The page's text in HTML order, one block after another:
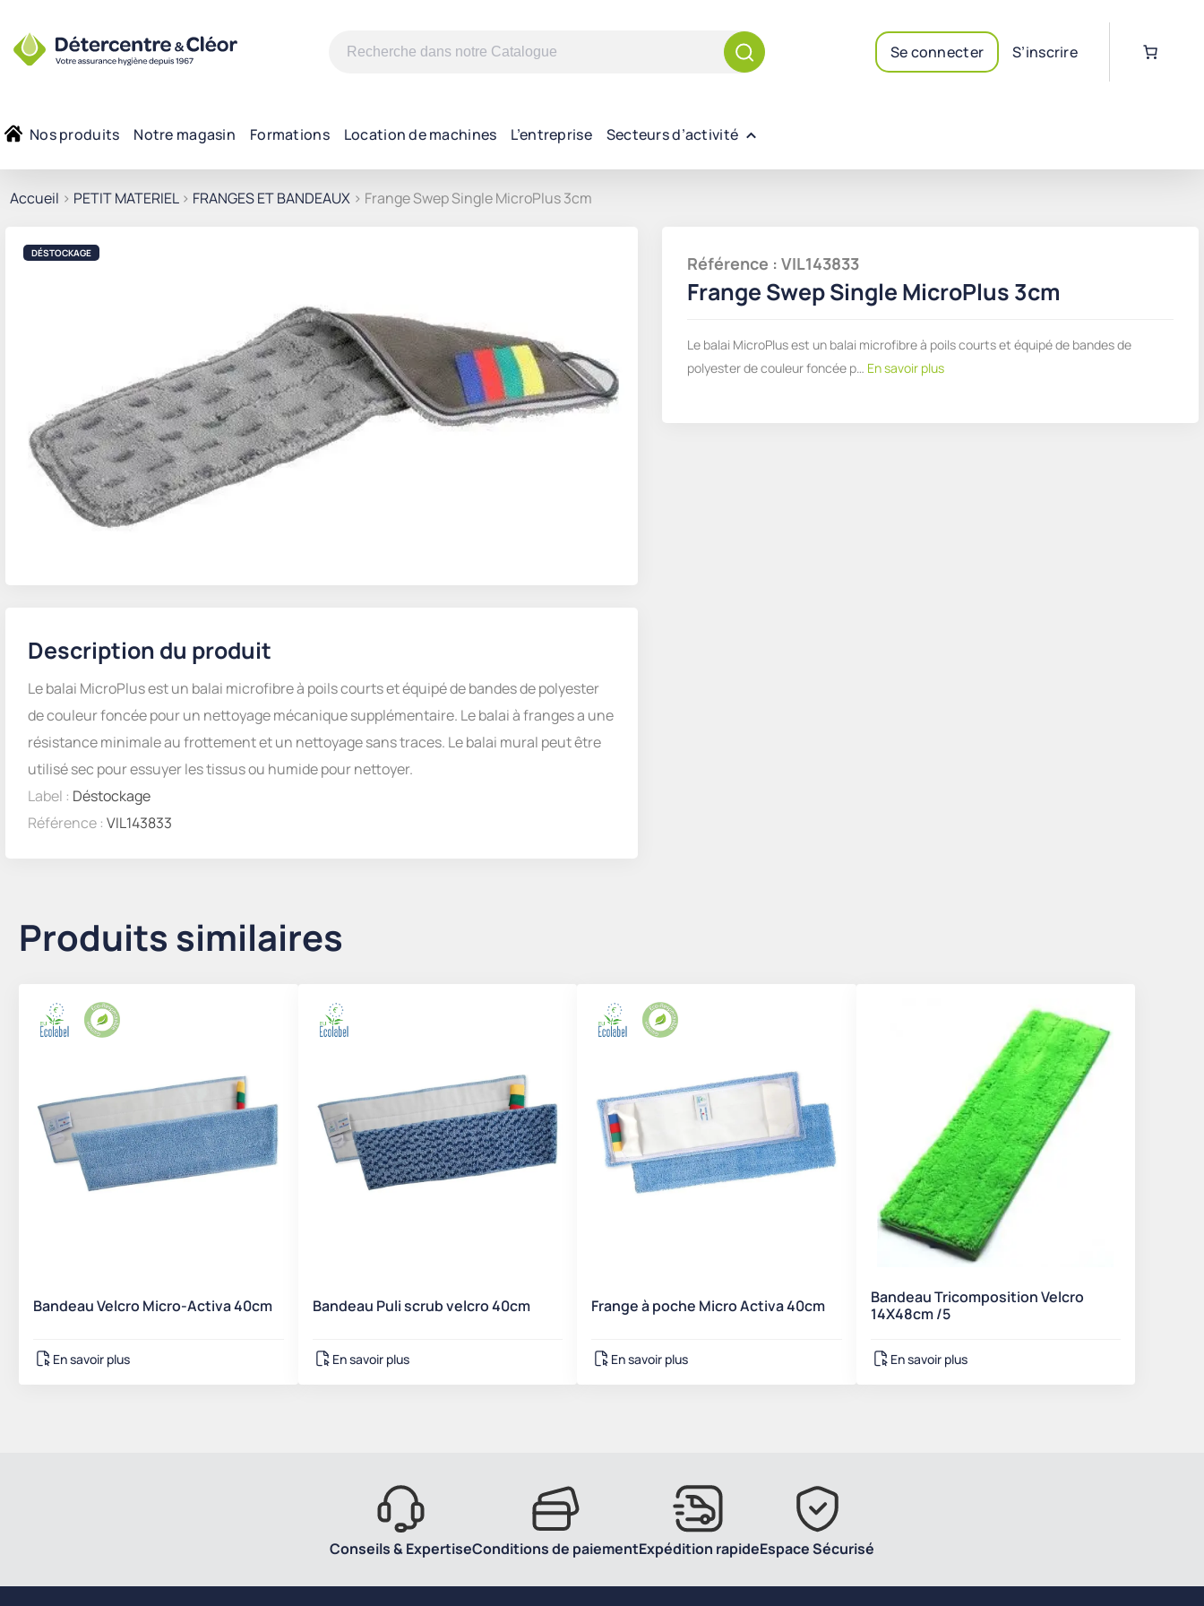
Recherche
Se connecter S’inscrire
Nos produits Notre magasin Formations Location de machines L’entreprise Secteurs d’activité
Accueil > PETIT MATERIEL> FRANGES ET BANDEAUX > Frange Swep Single MicroPlus 3cm
DÉSTOCKAGE
Description du produit
Le balai MicroPlus est un balai microfibre à poils courts et équipé de bandes de polyester
de couleur foncée pour un nettoyage mécanique supplémentaire. Le balai à franges a une
résistance minimale au frottement et un nettoyage sans traces. Le balai mural peut être
utilisé sec pour essuyer les tissus ou humide pour nettoyer.
Label : Déstockage
Référence : VIL143833
Référence : VIL143833
Frange Swep Single MicroPlus 3cm
Le balai MicroPlus est un balai microfibre à poils courts et équipé de bandes de
polyester de couleur foncée p… En savoir plus
Produits similaires
Bandeau Velcro Micro-Activa 40cm
En savoir plus
Bandeau Puli scrub velcro 40cm
En savoir plus
Frange à poche Micro Activa 40cm
En savoir plus
Bandeau Tricomposition Velcro
14X48cm /5
En savoir plus
Conseils & ExpertiseConditions de paiementExpédition rapideEspace Sécurisé